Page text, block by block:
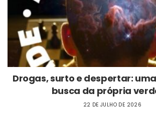
Drogas, surto e despertar:
busca da própria
22 DE JULHO DE 2026